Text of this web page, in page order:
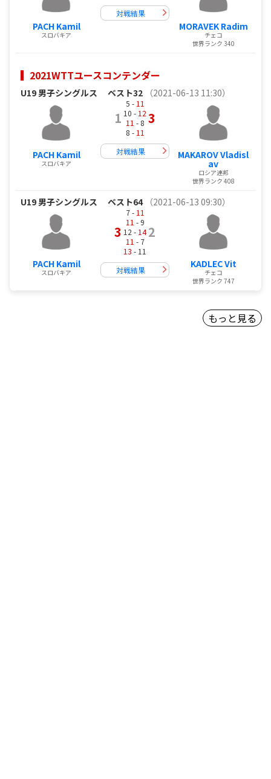
PACH Kamil
スロバキア
対戦結果
MORAVEK Radim
チェコ
世界ランク 340
2021WTTユースコンテンダー
U19 男子シングルス ベスト32 （2021-06-13 11:30）
PACH Kamil
スロバキア
1
5 - 11
10 - 12
11 - 8
8 - 11
3
対戦結果 MAKAROV Vladisl
av
ロシア連邦
世界ランク 408
U19 男子シングルス ベスト64 （2021-06-13 09:30）
PACH Kamil
スロバキア
3
7 - 11
11 - 9
12 - 14
11 - 7
13 - 11
2
対戦結果
KADLEC Vit
チェコ
世界ランク 747
もっと見る